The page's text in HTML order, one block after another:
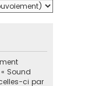
Sound
ci par